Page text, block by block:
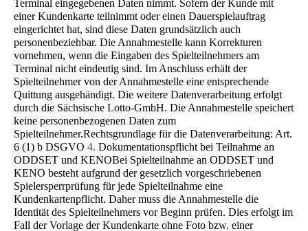
Terminal eingegebenen Daten nimmt. Sofern der Kunde mit
einer Kundenkarte teil­nimmt oder einen Dauerspielauftrag
eingerichtet hat, sind diese Daten grundsätzlich auch
personenbeziehbar. Die An­nahmestelle kann Korrekturen
vornehmen, wenn die Eingaben des Spielteilnehmers am
Terminal nicht eindeutig sind. Im Anschluss erhält der
Spielteilnehmer von der Annahmestelle eine entsprechende
Quittung ausgehändigt. Die weitere Datenverarbeitung erfolgt
durch die Sächsische Lotto-GmbH. Die Annahmestelle speichert
keine personenbezogenen Daten zum
Spielteilnehmer.Rechtsgrundlage für die Datenverarbeitung: Art.
6 (1) b DSGVO 4. Dokumentationspflicht bei Teilnahme an
ODDSET und KENOBei Spielteilnahme an ODDSET und
KENO besteht aufgrund der gesetzlich vorgeschriebenen
Spielersperrprüfung für jede Spielteilnahme eine
Kundenkartenpflicht. Daher muss die Annahmestelle die
Identität des Spielteilnehmers vor Beginn prüfen. Dies erfolgt im
Fall der Vorlage der Kundenkarte ohne Foto bzw. einer